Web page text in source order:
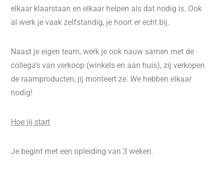
elkaar klaarstaan en elkaar helpen als dat nodig is. Ook
al werk je vaak zelfstandig, je hoort er echt bij.
Naast je eigen team, werk je ook nauw samen met de
collega’s van verkoop (winkels en aan huis), zij verkopen
de raamproducten, jij monteert ze. We hebben elkaar
nodig!
Hoe jij start
Je begint met een opleiding van 3 weken.